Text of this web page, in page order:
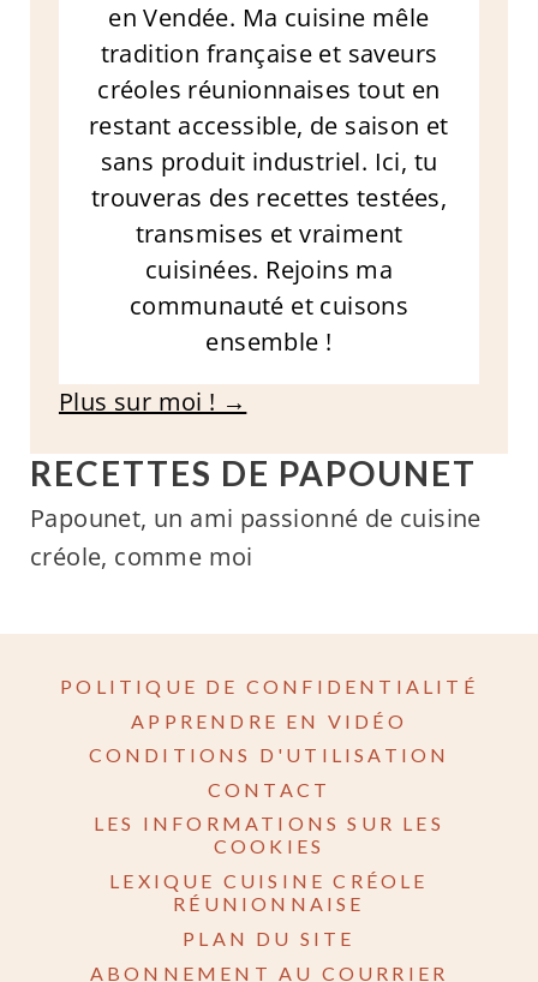
en Vendée. Ma cuisine mêle
tradition française et saveurs
créoles réunionnaises tout en
restant accessible, de saison et
sans produit industriel. Ici, tu
trouveras des recettes testées,
transmises et vraiment
cuisinées. Rejoins ma
communauté et cuisons
ensemble !
Plus sur moi ! →
RECETTES DE PAPOUNET
Papounet, un ami passionné de cuisine
créole, comme moi
POLITIQUE DE CONFIDENTIALITÉ
APPRENDRE EN VIDÉO
CONDITIONS D'UTILISATION
CONTACT
LES INFORMATIONS SUR LES
COOKIES
LEXIQUE CUISINE CRÉOLE
RÉUNIONNAISE
PLAN DU SITE
ABONNEMENT AU COURRIER